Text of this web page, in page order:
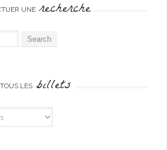
UNE recherche
TOUS LES billets